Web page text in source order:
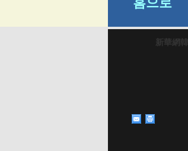
新華網